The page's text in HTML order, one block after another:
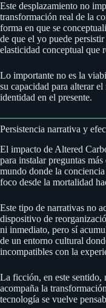
Este desplazamiento no
transformación real de la
forma en que se
de que el yo puede
elasticidad conceptual que
Lo importante no es la
su capacidad para alterar
identidad en el presente.
Persistencia narrativa y
El impacto de Altered
para instalar preguntas
mundo donde la
foco desde la mortalidad
Este tipo de narrativas no
dispositivo de
ni inmediato, pero sí
de un entorno cultural
incompatibles con la
La ficción, en este sentido,
acompaña la
tecnología se vuelve